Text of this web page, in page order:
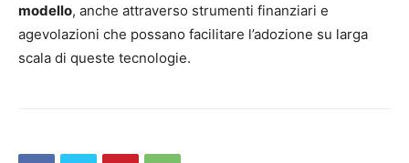
modello, anche attraverso strumenti finanziari e
agevolazioni che possano facilitare l’adozione su larga
scala di queste tecnologie.